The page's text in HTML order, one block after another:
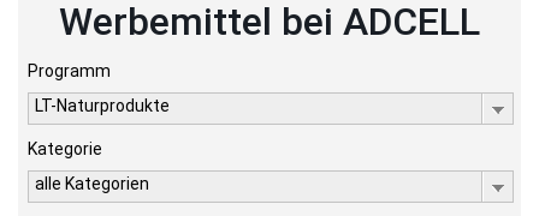
Werbemittel bei ADCELL
Programm
LT-Naturprodukte
Kategorie
alle Kategorien